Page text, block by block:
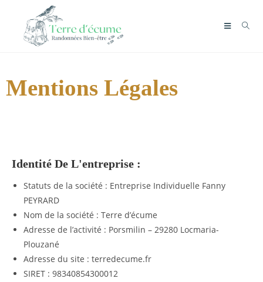
Mentions Légales
Identité De L'entreprise :
Statuts de la société : Entreprise Individuelle Fanny
PEYRARD
Nom de la société : Terre d’écume
Adresse de l’activité : Porsmilin – 29280 Locmaria-
Plouzané
Adresse du site : terredecume.fr
SIRET : 98340854300012